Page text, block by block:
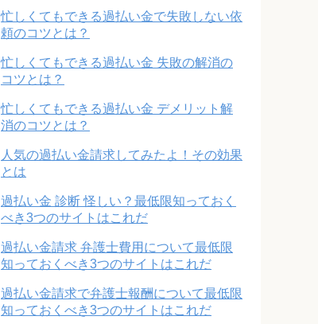
忙しくてもできる過払い金で失敗しない依
頼のコツとは？
忙しくてもできる過払い金 失敗の解消の
コツとは？
忙しくてもできる過払い金 デメリット解
消のコツとは？
人気の過払い金請求してみたよ！その効果
とは
過払い金 診断 怪しい？最低限知っておく
べき3つのサイトはこれだ
過払い金請求 弁護士費用について最低限
知っておくべき3つのサイトはこれだ
過払い金請求で弁護士報酬について最低限
知っておくべき3つのサイトはこれだ